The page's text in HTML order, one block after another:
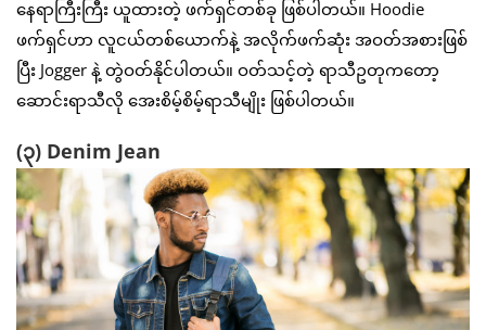
နေရာကြီးကြီး ယူထားတဲ့ ဖက်ရှင်တစ်ခု ဖြစ်ပါတယ်။ Hoodie
ဖက်ရှင်ဟာ လူငယ်တစ်ယောက်နဲ့ အလိုက်ဖက်ဆုံး အဝတ်အစားဖြစ်
ပြီး Jogger နဲ့ တွဲဝတ်နိုင်ပါတယ်။ ဝတ်သင့်တဲ့ ရာသီဥတုကတော့
ဆောင်းရာသီလို အေးစိမ့်စိမ့်ရာသီမျိုး ဖြစ်ပါတယ်။
(၃) Denim Jean